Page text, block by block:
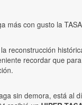
más con gusto la
reconstrucción
recordar que
sin demora, está al